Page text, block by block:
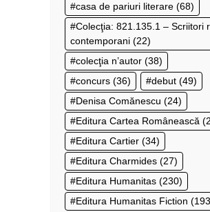
casa de pariuri literare (68)
Colecţia: 821.135.1 – Scriitori
contemporani (22)
colecţia n’autor (38)
concurs (36) debut (49)
Denisa Comănescu (24)
Editura Cartea Românească
Editura Cartier (34)
Editura Charmides (27)
Editura Humanitas (230)
Editura Humanitas Fiction